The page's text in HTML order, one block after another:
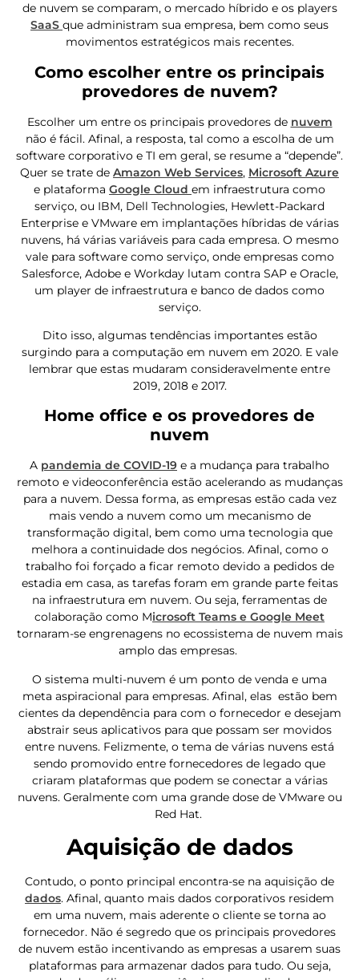
de nuvem se comparam, o mercado híbrido e os players
SaaS que administram sua empresa, bem como seus
movimentos estratégicos mais recentes.
Como escolher entre os principais
provedores de nuvem?
Escolher um entre os principais provedores de nuvem
não é fácil. Afinal, a resposta, tal como a escolha de um
software corporativo e TI em geral, se resume a “depende”.
Quer se trate de Amazon Web Services, Microsoft Azure
e plataforma Google Cloud em infraestrutura como
serviço, ou IBM, Dell Technologies, Hewlett-Packard
Enterprise e VMware em implantações híbridas de várias
nuvens, há várias variáveis ​​para cada empresa. O mesmo
vale para software como serviço, onde empresas como
Salesforce, Adobe e Workday lutam contra SAP e Oracle,
um player de infraestrutura e banco de dados como
serviço.
Dito isso, algumas tendências importantes estão
surgindo para a computação em nuvem em 2020. E vale
lembrar que estas mudaram consideravelmente entre
2019, 2018 e 2017.
Home office e os provedores de
nuvem
A pandemia de COVID-19 e a mudança para trabalho
remoto e videoconferência estão acelerando as mudanças
para a nuvem. Dessa forma, as empresas estão cada vez
mais vendo a nuvem como um mecanismo de
transformação digital, bem como uma tecnologia que
melhora a continuidade dos negócios. Afinal, como o
trabalho foi forçado a ficar remoto devido a pedidos de
estadia em casa, as tarefas foram em grande parte feitas
na infraestrutura em nuvem. Ou seja, ferramentas de
colaboração como Microsoft Teams e Google Meet
tornaram-se engrenagens no ecossistema de nuvem mais
amplo das empresas.
O sistema multi-nuvem é um ponto de venda e uma
meta aspiracional para empresas. Afinal, elas estão bem
cientes da dependência para com o fornecedor e desejam
abstrair seus aplicativos para que possam ser movidos
entre nuvens. Felizmente, o tema de várias nuvens está
sendo promovido entre fornecedores de legado que
criaram plataformas que podem se conectar a várias
nuvens. Geralmente com uma grande dose de VMware ou
Red Hat.
Aquisição de dados
Contudo, o ponto principal encontra-se na aquisição de
dados. Afinal, quanto mais dados corporativos residem
em uma nuvem, mais aderente o cliente se torna ao
fornecedor. Não é segredo que os principais provedores
de nuvem estão incentivando as empresas a usarem suas
plataformas para armazenar dados para tudo. Ou seja,